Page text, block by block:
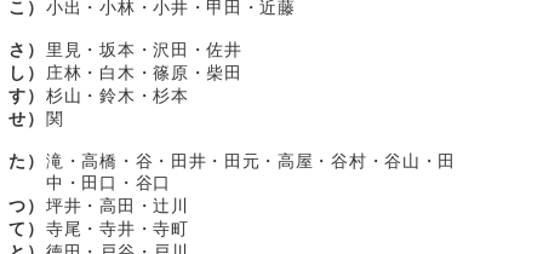
こ） 小出・小林・小井・甲田・近藤
さ）
里見・坂本・沢田・佐井
し）
庄林・白木・篠原・柴田
す） 杉山・鈴木・杉本
せ）
関
た） 滝・高橋・谷・田井・田元・高屋・谷村・谷山・田
中・田口・谷口
つ） 坪井・高田・辻川
て） 寺尾・寺井・寺町